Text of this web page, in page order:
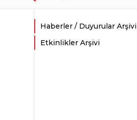
Haberler / Duyurular Arşivi
Etkinlikler Arşivi